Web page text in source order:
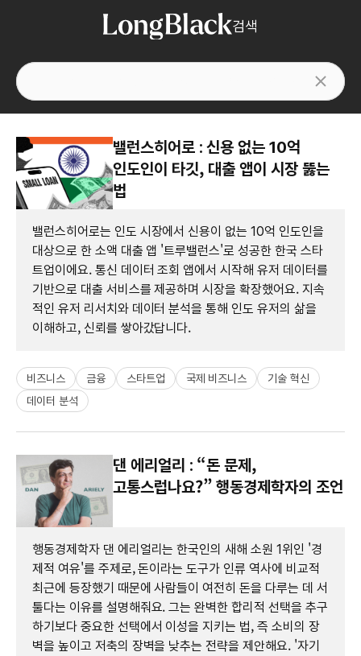
검색
밸런스히어로 : 신용 없는 10억
인도인이 타깃, 대출 앱이 시장 뚫는
법
밸런스히어로는 인도 시장에서 신용이 없는 10억 인도인을
대상으로 한 소액 대출 앱 '트루밸런스'로 성공한 한국 스타
트업이에요. 통신 데이터 조회 앱에서 시작해 유저 데이터를
기반으로 대출 서비스를 제공하며 시장을 확장했어요. 지속
적인 유저 리서치와 데이터 분석을 통해 인도 유저의 삶을
이해하고, 신뢰를 쌓아갔답니다.
비즈니스 금융 스타트업 국제 비즈니스
기술 혁신
데이터 분석
댄 에리얼리 : “돈 문제,
고통스럽나요?” 행동경제학자의 조언
행동경제학자 댄 에리얼리는 한국인의 새해 소원 1위인 '경
제적 여유'를 주제로, 돈이라는 도구가 인류 역사에 비교적
최근에 등장했기 때문에 사람들이 여전히 돈을 다루는 데 서
툴다는 이유를 설명해줘요. 그는 완벽한 합리적 선택을 추구
하기보다 중요한 선택에서 이성을 지키는 법, 즉 소비의 장
벽을 높이고 저축의 장벽을 낮추는 전략을 제안해요. '자기